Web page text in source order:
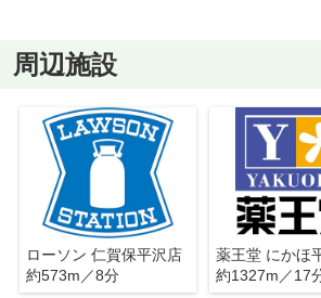
周辺施設
ローソン 仁賀保平沢店
約573m／8分
薬王堂 にかほ
約1327m／17